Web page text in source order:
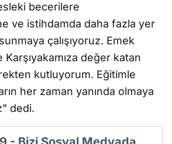
becerilere
ve istihdamda daha fazla yer
çalışıyoruz. Emek
değer katan
kutluyorum. Eğitimle
her zaman yanında olmaya
dedi.